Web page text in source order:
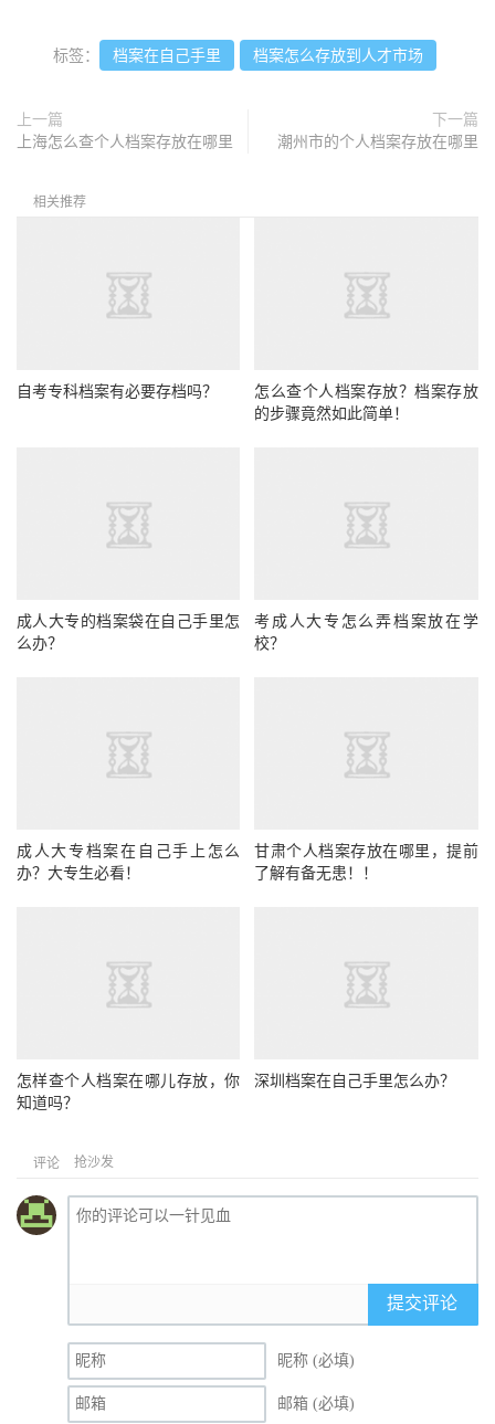
标签： 档案在自己手里 档案怎么存放到人才市场
上一篇
上海怎么查个人档案存放在哪里
下一篇
潮州市的个人档案存放在哪里
相关推荐
自考专科档案有必要存档吗？
怎么查个人档案存放？档案存放
的步骤竟然如此简单！
成人大专的档案袋在自己手里怎
么办？
考成人大专怎么弄档案放在学
校？
成人大专档案在自己手上怎么
办？大专生必看！
甘肃个人档案存放在哪里，提前
了解有备无患！！
怎样查个人档案在哪儿存放，你
知道吗？
深圳档案在自己手里怎么办？
评论 抢沙发
提交评论
昵称 (必填)
邮箱 (必填)